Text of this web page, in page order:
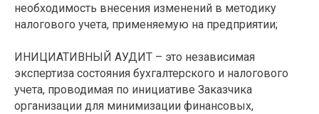
необходимость внесения изменений в методику
налогового учета, применяемую на предприятии;
ИНИЦИАТИВНЫЙ АУДИТ – это независимая
экспертиза состояния бухгалтерского и налогового
учета, проводимая по инициативе Заказчика
организации для минимизации финансовых,